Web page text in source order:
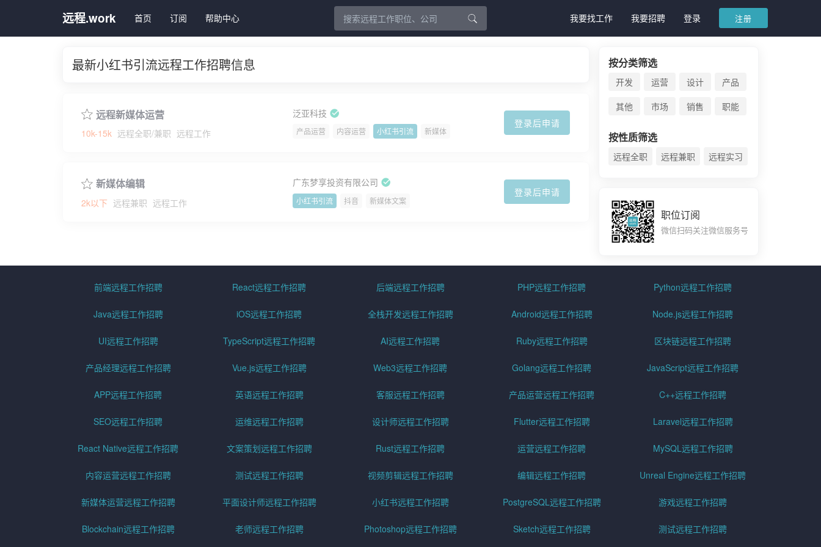
远程.work 首页 订阅 帮助中心 我要找工作 我要招聘 登录 注册
最新小红书引流远程工作招聘信息
远程新媒体运营
10k-15k 远程全职/兼职 远程工作
泛亚科技
产品运营 内容运营 小红书引流 新媒体
登录后申请
新媒体编辑
2k以下 远程兼职 远程工作
广东梦享投资有限公司
小红书引流 抖音 新媒体文案
登录后申请
按分类筛选
开发 运营 设计
产品
其他
市场 销售 职能
按性质筛选
远程全职 远程兼职 远程实习
职位订阅
微信扫码关注微信服务号
前端远程工作招聘 React远程工作招聘 后端远程工作招聘 PHP远程工作招聘 Python远程工作招聘
Java远程工作招聘 iOS远程工作招聘 全栈开发远程工作招聘 Android远程工作招聘 Node.js远程工作招聘
UI远程工作招聘 TypeScript远程工作招聘 AI远程工作招聘 Ruby远程工作招聘 区块链远程工作招聘
产品经理远程工作招聘 Vue.js远程工作招聘 Web3远程工作招聘 Golang远程工作招聘 JavaScript远程工作招聘
APP远程工作招聘 英语远程工作招聘 客服远程工作招聘 产品运营远程工作招聘 C++远程工作招聘
SEO远程工作招聘 运维远程工作招聘 设计师远程工作招聘 Flutter远程工作招聘 Laravel远程工作招聘
React Native远程工作招聘 文案策划远程工作招聘 Rust远程工作招聘 运营远程工作招聘 MySQL远程工作招聘
内容运营远程工作招聘 测试远程工作招聘 视频剪辑远程工作招聘 编辑远程工作招聘 Unreal Engine远程工作招聘
新媒体运营远程工作招聘 平面设计师远程工作招聘 小红书远程工作招聘 PostgreSQL远程工作招聘 游戏远程工作招聘
Blockchain远程工作招聘 老师远程工作招聘 Photoshop远程工作招聘 Sketch远程工作招聘 测试远程工作招聘